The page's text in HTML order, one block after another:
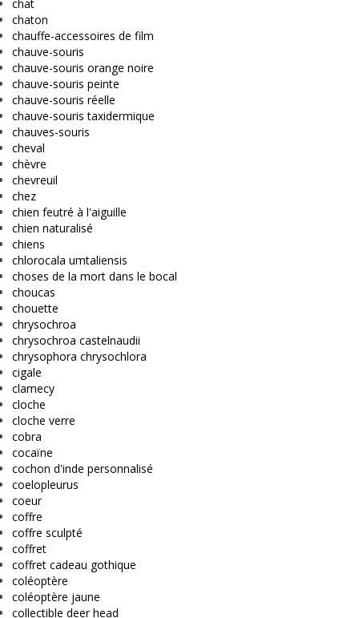
chat
chaton
chauffe-accessoires de film
chauve-souris
chauve-souris orange noire
chauve-souris peinte
chauve-souris réelle
chauve-souris taxidermique
chauves-souris
cheval
chèvre
chevreuil
chez
chien feutré à l'aiguille
chien naturalisé
chiens
chlorocala umtaliensis
choses de la mort dans le bocal
choucas
chouette
chrysochroa
chrysochroa castelnaudii
chrysophora chrysochlora
cigale
clamecy
cloche
cloche verre
cobra
cocaïne
cochon d'inde personnalisé
coelopleurus
coeur
coffre
coffre sculpté
coffret
coffret cadeau gothique
coléoptère
coléoptère jaune
collectible deer head